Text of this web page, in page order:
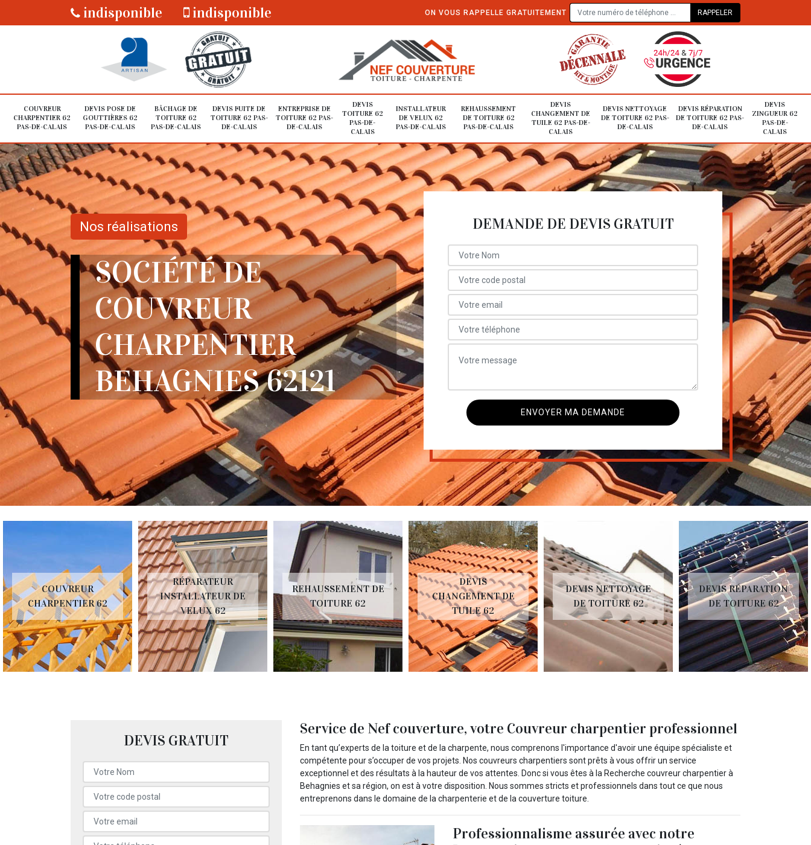
indisponible indisponible ON VOUS RAPPELLE GRATUITEMENT
COUVREUR
CHARPENTIER 62
PAS-DE-CALAIS
DEVIS POSE DE
GOUTTIÈRES 62
PAS-DE-CALAIS
BÂCHAGE DE
TOITURE 62
PAS-DE-CALAIS
DEVIS FUITE DE
TOITURE 62 PAS-
DE-CALAIS
ENTREPRISE DE
TOITURE 62 PAS-
DE-CALAIS
DEVIS
TOITURE 62
PAS-DE-
CALAIS
INSTALLATEUR
DE VELUX 62
PAS-DE-CALAIS
REHAUSSEMENT
DE TOITURE 62
PAS-DE-CALAIS
DEVIS
CHANGEMENT DE
TUILE 62 PAS-DE-
CALAIS
DEVIS NETTOYAGE
DE TOITURE 62 PAS-
DE-CALAIS
DEVIS RÉPARATION
DE TOITURE 62 PAS-
DE-CALAIS
DEVIS
ZINGUEUR 62
PAS-DE-
CALAIS
Nos réalisations
SOCIÉTÉ DE
COUVREUR
CHARPENTIER
BEHAGNIES 62121
DEMANDE DE DEVIS GRATUIT
COUVREUR
CHARPENTIER 62
RÉPARATEUR
INSTALLATEUR DE
VELUX 62
REHAUSSEMENT DE
TOITURE 62
DEVIS
CHANGEMENT DE
TUILE 62
DEVIS NETTOYAGE
DE TOITURE 62
DEVIS RÉPARATION
DE TOITURE 62
DEVIS GRATUIT
Service de Nef couverture, votre Couvreur charpentier professionnel
En tant qu’experts de la toiture et de la charpente, nous comprenons l'importance d'avoir une équipe spécialiste et
compétente pour s’occuper de vos projets. Nos couvreurs charpentiers sont prêts à vous offrir un service
exceptionnel et des résultats à la hauteur de vos attentes. Donc si vous êtes à la Recherche couvreur charpentier à
Behagnies et sa région, on est à votre disposition. Nous sommes stricts et professionnels dans tout ce que nous
entreprenons dans le domaine de la charpenterie et de la couverture toiture.
Professionnalisme assurée avec notre